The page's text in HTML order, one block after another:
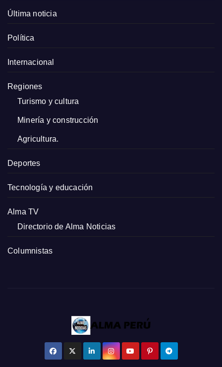
Última noticia
Política
Internacional
Regiones
Turismo y cultura
Minería y construcción
Agricultura.
Deportes
Tecnología y educación
Alma TV
Directorio de Alma Noticias
Columnistas